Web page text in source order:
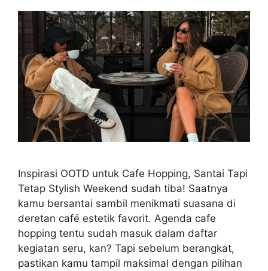
Inspirasi OOTD untuk Cafe Hopping, Santai Tapi
Tetap Stylish Weekend sudah tiba! Saatnya
kamu bersantai sambil menikmati suasana di
deretan café estetik favorit. Agenda cafe
hopping tentu sudah masuk dalam daftar
kegiatan seru, kan? Tapi sebelum berangkat,
pastikan kamu tampil maksimal dengan pilihan